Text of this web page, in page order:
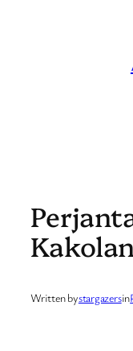
Written bystargazersin